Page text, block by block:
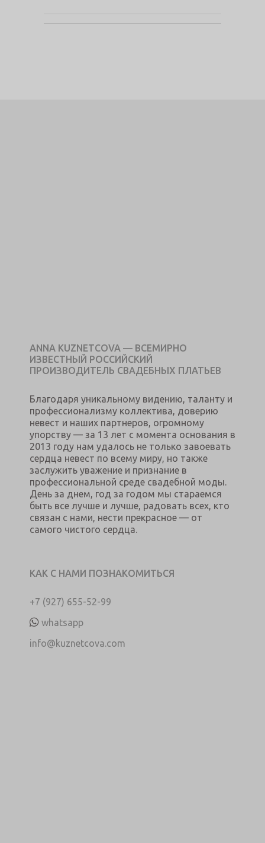
ANNA KUZNETCOVA — ВСЕМИРНО
ИЗВЕСТНЫЙ РОССИЙСКИЙ
ПРОИЗВОДИТЕЛЬ СВАДЕБНЫХ ПЛАТЬЕВ
Благодаря уникальному видению, таланту и
профессионализму коллектива, доверию
невест и наших партнеров, огромному
упорству — за 13 лет с момента основания в
2013 году нам удалось не только завоевать
сердца невест по всему миру, но также
заслужить уважение и признание в
профессиональной среде свадебной моды.
День за днем, год за годом мы стараемся
быть все лучше и лучше, радовать всех, кто
связан с нами, нести прекрасное — от
самого чистого сердца.
КАК С НАМИ ПОЗНАКОМИТЬСЯ
+7 (927) 655-52-99
whatsapp
info@kuznetcova.com